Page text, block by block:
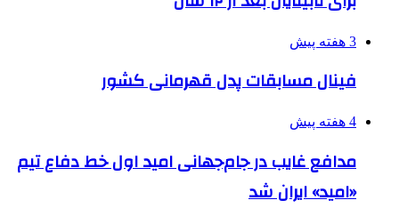
3 هفته پیش
فینال مسابقات پدل قهرمانی کشور
4 هفته پیش
مدافع غایب در جام‌جهانی امید اول خط دفاع تیم
«امید» ایران شد